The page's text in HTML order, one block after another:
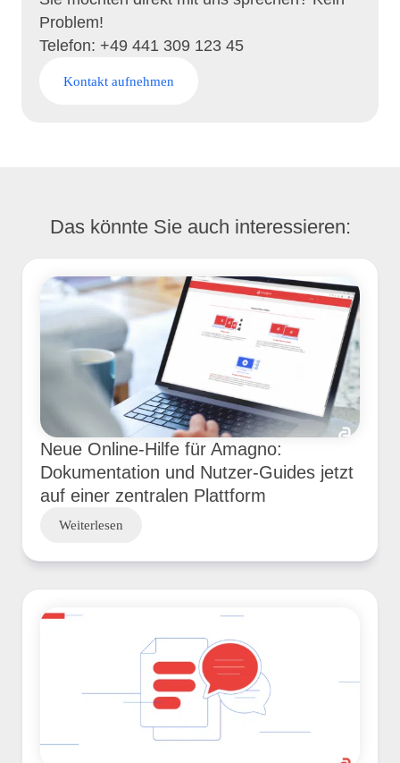
Problem!
Telefon: +49 441 309 123 45
Kontakt aufnehmen
Das könnte Sie auch interessieren:
Neue Online-Hilfe für Amagno:
Dokumentation und Nutzer-Guides jetzt
auf einer zentralen Plattform
Weiterlesen